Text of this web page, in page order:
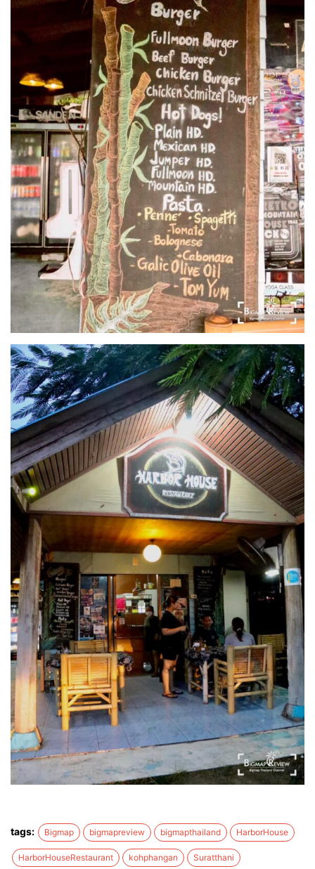
tags: Bigmap bigmapreview bigmapthailand HarborHouse
HarborHouseRestaurant kohphangan Suratthani